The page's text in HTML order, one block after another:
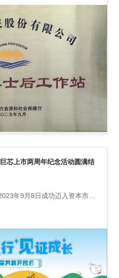
芯上市两周年纪念活动圆满结
年9月8日成功迈入资本市场
下游行业低迷和行业竞争加剧
的步伐走过了极不平凡的两
步前进的两年，是管理提升与
中巨芯人携手同行、共同成长